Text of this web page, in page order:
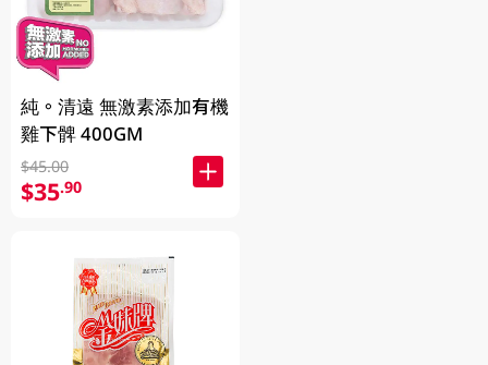
純。清遠 無激素添加有機
雞下髀 400GM
$45.00
$35.90